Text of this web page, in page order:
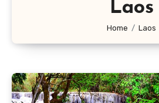
Laos
Home Laos